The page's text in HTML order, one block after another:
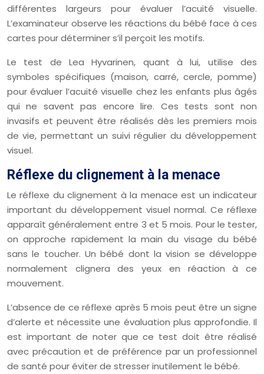
différentes largeurs pour évaluer l’acuité visuelle.
L’examinateur observe les réactions du bébé face à ces
cartes pour déterminer s’il perçoit les motifs.
Le test de Lea Hyvarinen, quant à lui, utilise des
symboles spécifiques (maison, carré, cercle, pomme)
pour évaluer l’acuité visuelle chez les enfants plus âgés
qui ne savent pas encore lire. Ces tests sont non
invasifs et peuvent être réalisés dès les premiers mois
de vie, permettant un suivi régulier du développement
visuel.
Réflexe du clignement à la menace
Le réflexe du clignement à la menace est un indicateur
important du développement visuel normal. Ce réflexe
apparaît généralement entre 3 et 5 mois. Pour le tester,
on approche rapidement la main du visage du bébé
sans le toucher. Un bébé dont la vision se développe
normalement clignera des yeux en réaction à ce
mouvement.
L’absence de ce réflexe après 5 mois peut être un signe
d’alerte et nécessite une évaluation plus approfondie. Il
est important de noter que ce test doit être réalisé
avec précaution et de préférence par un professionnel
de santé pour éviter de stresser inutilement le bébé.